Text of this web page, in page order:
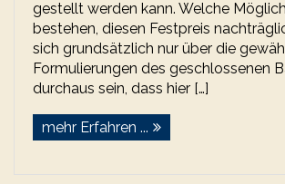
gestellt werden kann. Welche
bestehen, diesen Festpreis
sich grundsätzlich nur über die
Formulierungen des geschlossenen
durchaus sein, dass hier […]
mehr Erfahren ...